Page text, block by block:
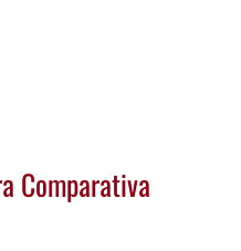
Comparativa